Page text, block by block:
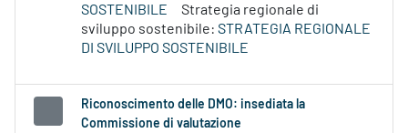
SOSTENIBILE
Strategia regionale di
sviluppo sostenibile: STRATEGIA REGIONALE
DI SVILUPPO SOSTENIBILE
Riconoscimento delle DMO: insediata la
Commissione di valutazione